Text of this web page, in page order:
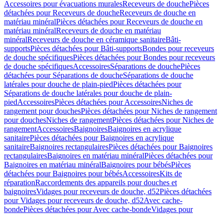
Accessoires pour évacuations muralesReceveurs de douchePièces
détachées pour Receveurs de doucheReceveurs de douche en
matériau minéralPièces détachées pour Receveurs de douche en
matériau minéralReceveurs de douche en matériau
minéralReceveurs de douche en céramique sanitaireBâti-
supportsPièces détachées pour Bâti-supportsBondes pour receveurs
de douche spécifiquesPièces détachées pour Bondes pour receveurs
de douche spécifiquesAccessoiresSéparations de douchePièces
détachées pour Séparations de doucheSéparations de douche
latérales pour douche de plain-piedPièces détachées pour
Séparations de douche latérales pour douche de plain-
piedAccessoiresPièces détachées pour AccessoiresNiches de
rangement pour douchesPièces détachées pour Niches de rangement
pour douchesNiches de rangementPièces détachées pour Niches de
rangementAccessoiresBaignoiresBaignoires en acrylique
sanitairePièces détachées pour Baignoires en acrylique
sanitaireBaignoires rectangulairesPièces détachées pour Baignoires
rectangulairesBaignoires en matériau minéralPièces détachées pour
Baignoires en matériau minéralBaignoires pour bébésPièces
détachées pour Baignoires pour bébésAccessoiresKits de
réparationRaccordements des appareils pour douches et
baignoiresVidages pour receveurs de douche, d52Pièces détachées
pour Vidages pour receveurs de douche, d52Avec cache-
bondePièces détachées pour Avec cache-bondeVidages pour